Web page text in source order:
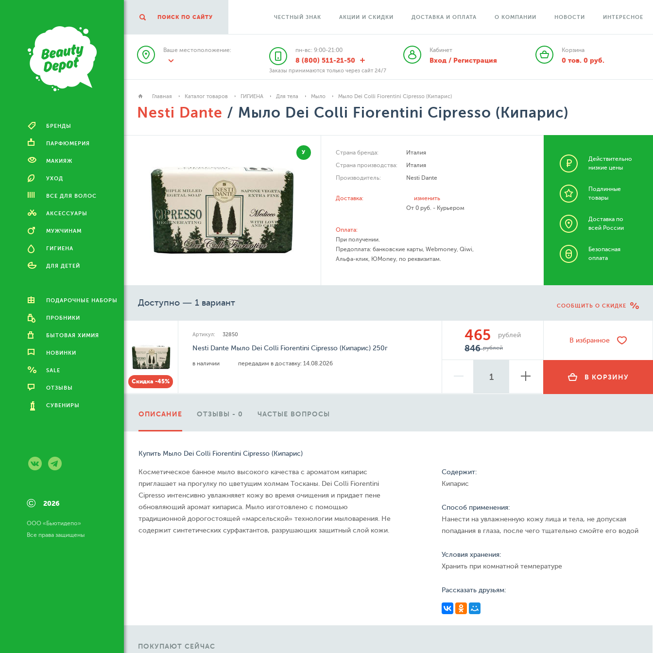
БРЕНДЫ
ПАРФЮМЕРИЯ
МАКИЯЖ
УХОД
ВСЕ ДЛЯ ВОЛОС
АКСЕССУАРЫ
МУЖЧИНАМ
ГИГИЕНА
ДЛЯ ДЕТЕЙ
ПОДАРОЧНЫЕ НАБОРЫ
ПРОБНИКИ
БЫТОВАЯ ХИМИЯ
НОВИНКИ
SALE
ОТЗЫВЫ
СУВЕНИРЫ
© 2026
ООО «Бьютидепо»
Все права защищены
ПОИСК ПО САЙТУ ЧЕСТНЫЙ ЗНАК АКЦИИ И СКИДКИ ДОСТАВКА И ОПЛАТА О КОМПАНИИ НОВОСТИ ИНТЕРЕСНОЕ
Ваше местоположение: пн-вс: 9:00-21:00
8 (800) 511-21-50
Заказы принимаются только через сайт 24/7
Кабинет
Вход / Регистрация
Корзина
0 тов. 0руб.
Главная Каталог товаров ГИГИЕНА Для тела Мыло Мыло Dei Colli Fiorentini Cipresso (Кипарис)
Nesti Dante / Мыло Dei Colli Fiorentini Cipresso (Кипарис)
У Страна бренда:
Италия
Страна производства:
Италия
Производитель:
Nesti Dante
Доставка:
изменить
От 0 руб. - Курьером
Оплата:
При получении.
Предоплата: банковские карты, Webmoney, Qiwi,
Альфа-клик, ЮMoney, по реквизитам.
Действительно
низкие цены
Подлинные
товары
Доставка по
всей России
Безопасная
оплата
Доступно — 1 вариант СООБЩИТЬ О СКИДКЕ
Скидка -45%
Артикул: 32850
Nesti Dante Мыло Dei Colli Fiorentini Cipresso (Кипарис) 250г
в наличии передадим в доставку: 14.08.2026
465 рублей
846рублей
В избранное
В КОРЗИНУ
ОПИСАНИЕ ОТЗЫВЫ - 0 ЧАСТЫЕ ВОПРОСЫ
Купить Мыло Dei Colli Fiorentini Cipresso (Кипарис)
Косметическое банное мыло высокого качества с ароматом кипарис
приглашает на прогулку по цветущим холмам Тосканы. Dei Colli Fiorentini
Cipresso интенсивно увлажняяет кожу во время очищения и придает пене
обновляющий аромат кипариса. Мыло изготовлено с помощью
традиционной дорогостоящей «марсельской» технологии мыловарения. Не
содержит синтетических сурфактантов, разрушающих защитный слой кожи.
Содержит:
Кипарис
Способ применения:
Нанести на увлажненную кожу лица и тела, не допуская
попадания в глаза, после чего тщательно смойте его водой
Условия хранения:
Хранить при комнатной температуре
Рассказать друзьям:
ПОКУПАЮТ СЕЙЧАС